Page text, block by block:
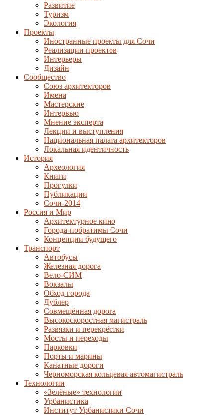
Развитие
Туризм
Экология
Проекты
Иностранные проекты для Сочи
Реализации проектов
Интерьеры
Дизайн
Сообщество
Союз архитекторов
Имена
Мастерские
Интервью
Мнение эксперта
Лекции и выступления
Национальная палата архитекторов
Локальная идентичность
История
Археология
Книги
Прогулки
Публикации
Сочи-2014
Россия и Мир
Архитектурное кино
Города-побратимы Сочи
Концепции будущего
Транспорт
Автобусы
Железная дорога
Вело-СИМ
Вокзалы
Обход города
Дублер
Совмещённая дорога
Высокоскоростная магистраль
Развязки и перекрёстки
Мосты и переходы
Парковки
Порты и марины
Канатные дороги
Черноморская кольцевая автомагистраль
Технологии
«Зелёные» технологии
Урбанистика
Институт Урбанистики Сочи